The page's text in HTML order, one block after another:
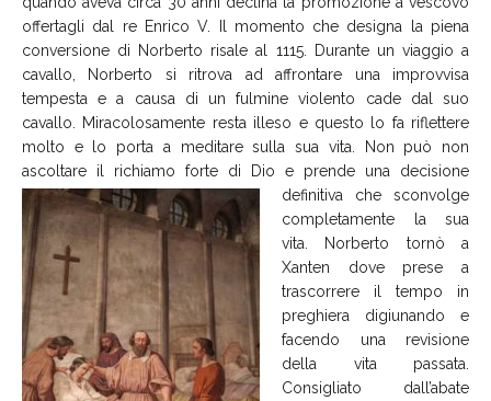
offertagli dal re Enrico V. Il momento che designa la piena
conversione di Norberto risale al 1115. Durante un viaggio a
cavallo, Norberto si ritrova ad affrontare una improvvisa
tempesta e a causa di un fulmine violento cade dal suo
cavallo. Miracolosamente resta illeso e questo lo fa riflettere
molto e lo porta a meditare sulla sua vita. Non può non
ascoltare il richiamo forte di
Dio e prende una decisione
definitiva che sconvolge
completamente la sua
vita. Norberto tornò a
Xanten dove prese a
trascorrere il tempo in
preghiera digiunando e
facendo una revisione
della vita passata.
Consigliato dall’abate